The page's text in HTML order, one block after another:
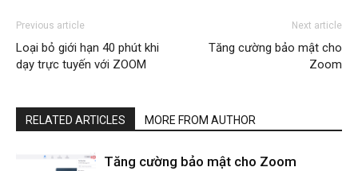
Previous article
Loại bỏ giới hạn 40 phút khi
dạy trực tuyến với ZOOM
Next article
Tăng cường bảo mật cho
Zoom
RELATED ARTICLES MORE FROM AUTHOR
Tăng cường bảo mật cho Zoom